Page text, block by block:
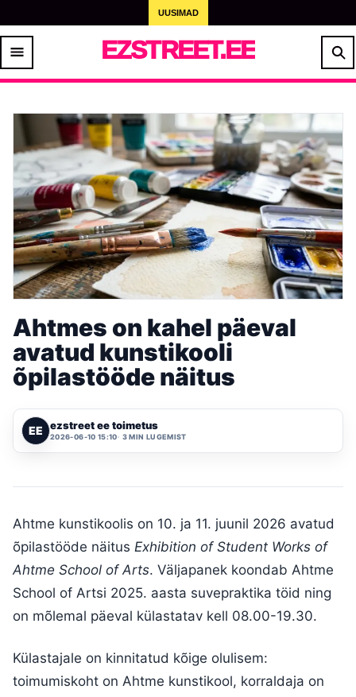
UUSIMAD
EZSTREET.EE
Ahtmes on kahel päeval
avatud kunstikooli
õpilastööde näitus
EE ezstreet ee toimetus
2026-06-10 15:10 3 MIN LUGEMIST
Ahtme kunstikoolis on 10. ja 11. juunil 2026 avatud
õpilastööde näitus Exhibition of Student Works of
Ahtme School of Arts. Väljapanek koondab Ahtme
School of Artsi 2025. aasta suvepraktika töid ning
on mõlemal päeval külastatav kell 08.00-19.30.
Külastajale on kinnitatud kõige olulisem:
toimumiskoht on Ahtme kunstikool, korraldaja on